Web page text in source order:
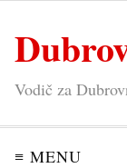
Vodič za
≡ MENU